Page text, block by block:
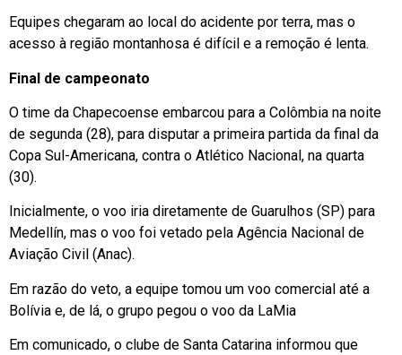
Equipes chegaram ao local do acidente por terra, mas o
acesso à região montanhosa é difícil e a remoção é lenta.
Final de campeonato
O time da Chapecoense embarcou para a Colômbia na noite
de segunda (28), para disputar a primeira partida da final da
Copa Sul-Americana, contra o Atlético Nacional, na quarta
(30).
Inicialmente, o voo iria diretamente de Guarulhos (SP) para
Medellín, mas o voo foi vetado pela Agência Nacional de
Aviação Civil (Anac).
Em razão do veto, a equipe tomou um voo comercial até a
Bolívia e, de lá, o grupo pegou o voo da LaMia
Em comunicado, o clube de Santa Catarina informou que